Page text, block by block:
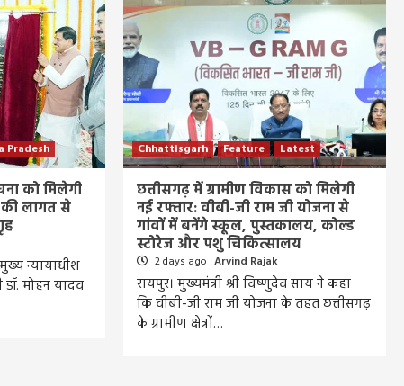
Pradesh
को मिलेगी
लागत से
न्यायाधीश
मोहन यादव
Chhattisgarh Feature Latest
छत्तीसगढ़ में ग्रामीण विकास को मिलेगी
नई रफ्तार: वीबी-जी राम जी योजना से
गांवों में बनेंगे स्कूल, पुस्तकालय, कोल्ड
स्टोरेज और पशु चिकित्सालय
2 days ago Arvind Rajak
रायपुर। मुख्यमंत्री श्री विष्णुदेव साय ने कहा
कि वीबी-जी राम जी योजना के तहत छत्तीसगढ़
के ग्रामीण क्षेत्रों…
Feature Latest National